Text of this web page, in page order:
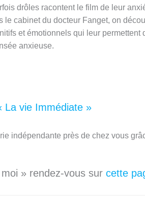
drôles racontent le film de leur
le cabinet du docteur Fanget, on
et émotionnels qui leur permettent
anxieuse.
La vie Immédiate »
indépendante près de chez vous
» rendez-vous sur cette